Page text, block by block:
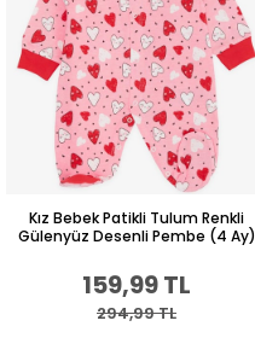
Kız Bebek Patikli Tulum Renkli
Gülenyüz Desenli Pembe (4 Ay)
159,99 TL
294,99 TL